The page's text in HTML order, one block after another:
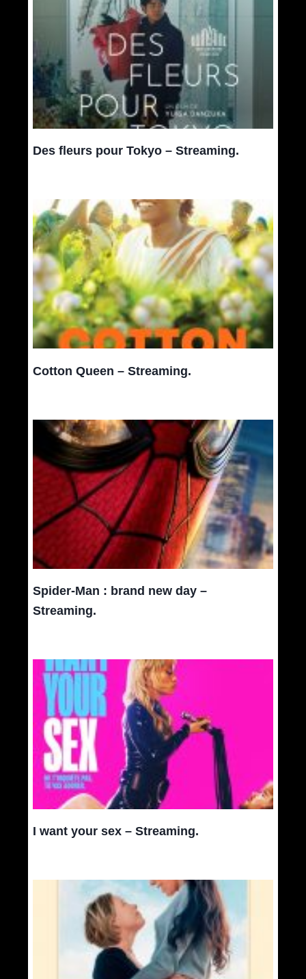
Des fleurs pour Tokyo – Streaming.
Cotton Queen – Streaming.
Spider-Man : brand new day –
Streaming.
I want your sex – Streaming.